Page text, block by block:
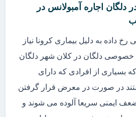
اجاره آمبولانس در
رخ داده به دلیل بیماری کرونا نیاز
خصوصی دلگان در کلان شهر دلگان
بسیاری از افرادی که دارای
در صورت در معرض قرار گرفتن
ایمنی سریعا آلوده می شوند و